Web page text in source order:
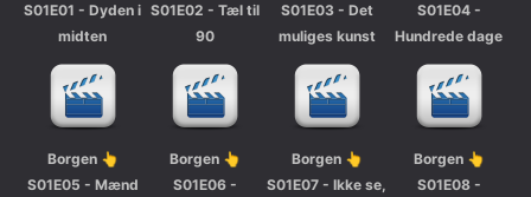
S01E01 - Dyden i
midten
S01E02 - Tæl til
90
S01E03 - Det
muliges kunst
S01E04 -
Hundrede dage
Borgen 👆
S01E05 - Mænd
Borgen 👆
S01E06 -
Borgen 👆
S01E07 - Ikke se,
Borgen 👆
S01E08 -